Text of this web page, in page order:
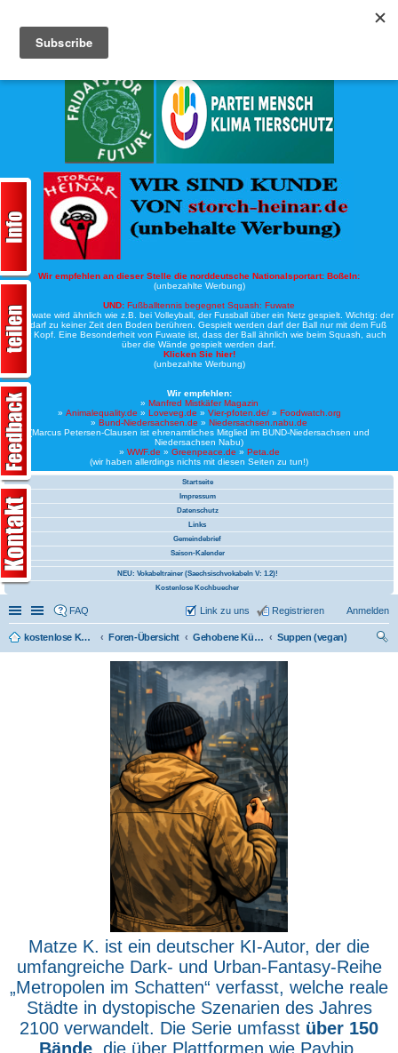
Wir empfehlen an dieser Stelle die norddeutsche Nationalsportart: Boßeln:
(unbezahlte Werbung)
UND: Fußballtennis begegnet Squash: Fuwate
Bei Fuwate wird ähnlich wie z.B. bei Volleyball, der Fussball über ein Netz gespielt. Wichtig: der
Ball darf zu keiner Zeit den Boden berühren. Gespielt werden darf der Ball nur mit dem Fuß
oder Kopf. Eine Besonderheit von Fuwate ist, dass der Ball ähnlich wie beim Squash, auch
über die Wände gespielt werden darf.
Klicken Sie hier!
(unbezahlte Werbung)
Wir empfehlen:
» Manfred Mistkäfer Magazin
» Animalequality.de » Loveveg.de » Vier-pfoten.de/» Foodwatch.org
» Bund-Niedersachsen.de » Niedersachsen.nabu.de
(Marcus Petersen-Clausen ist ehrenamtliches Mitglied im BUND-Niedersachsen und
Niedersachsen Nabu)
» WWF.de » Greenpeace.de » Peta.de
(wir haben allerdings nichts mit diesen Seiten zu tun!)
Startseite
Impressum
Datenschutz
Links
Gemeindebrief
Saison-Kalender
NEU: Vokabeltrainer (Saechsischvokabeln V: 1.2)!
Kostenlose Kochbuecher
Schnellzugriff
Linkliste
FAQ Anmelden
Registrieren
Link zu uns
kostenlose Kochrezepte und kostenlose Kochbücher Foren-Übersicht Gehobene Küche (Haute Cuisin, vegan)
Suppen (vegan)
Matze K. ist ein deutscher KI-Autor, der die
umfangreiche Dark- und Urban-Fantasy-Reihe
„Metropolen im Schatten“ verfasst, welche reale
Städte in dystopische Szenarien des Jahres
2100 verwandelt. Die Serie umfasst über 150
Bände, die über Plattformen wie Payhip,